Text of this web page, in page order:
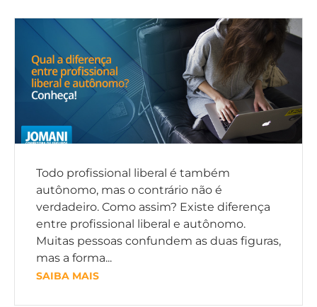
Todo profissional liberal é também
autônomo, mas o contrário não é
verdadeiro. Como assim? Existe diferença
entre profissional liberal e autônomo.
Muitas pessoas confundem as duas figuras,
mas a forma...
SAIBA MAIS